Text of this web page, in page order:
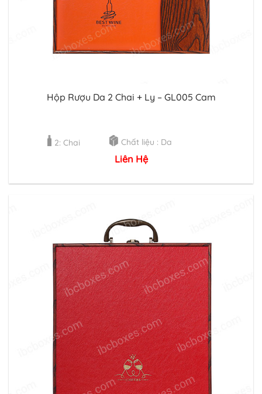
Hộp Rượu Da 2 Chai + Ly – GL005 Cam
2: Chai Chất liệu : Da
Liên Hệ